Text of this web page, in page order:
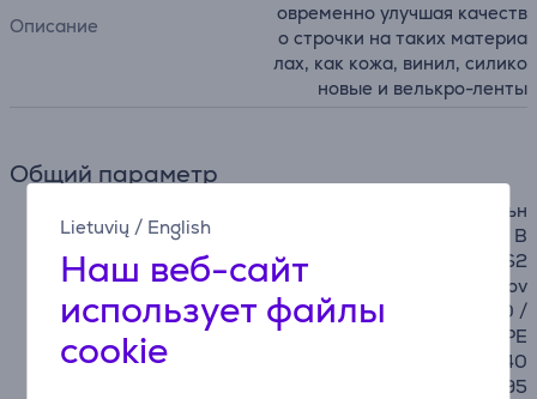
Lietuvių / English
Наш веб-сайт
использует файлы
cookie
Описание
овременно улучшая качеств
о строчки на таких материа
лах, как кожа, винил, силико
новые и велькро-ленты
Общий параметр
для моделей с горизонтальн
ым челноком: BN27, BN37, B
Q17, BQ25, CS10, CS10s, FS2
0s, FS60x, HF27, HF37, Innov
-is 10 / 10A / 15 / 20LE / 30 /
35 / 50 / 55 / 55FE / 100PE
/ 150SE / 200 / 350SE / 40
0 / 550SE / 600 / 900 / 95